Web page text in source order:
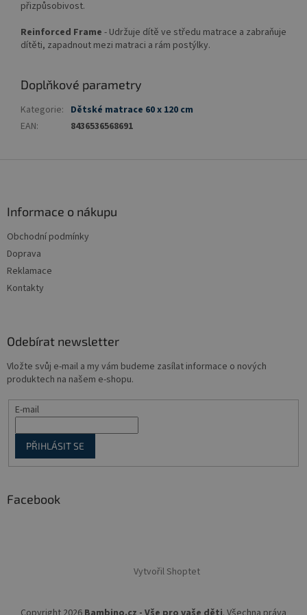
přizpůsobivost.
Reinforced Frame - Udržuje dítě ve středu matrace a zabraňuje
dítěti, zapadnout mezi matraci a rám postýlky.
Doplňkové parametry
Kategorie: Dětské matrace 60 x 120 cm
EAN: 8436536568691
Informace o nákupu
Obchodní podmínky
Doprava
Reklamace
Kontakty
Odebírat newsletter
Vložte svůj e-mail a my vám budeme zasílat informace o nových
produktech na našem e-shopu.
E-mail
PŘIHLÁSIT SE
Facebook
Vytvořil Shoptet